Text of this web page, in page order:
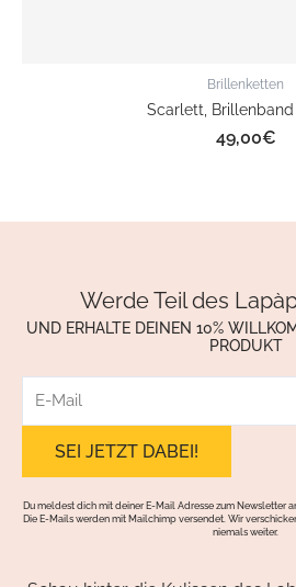
Brillenketten
Scarlett,
49,00€
Werde Teil des
UND ERHALTE DEINEN 10%
PRODUKT
Mail
Du meldest dich mit deiner E-Mail Adresse zum Newsletter
Die E-Mails werden mit Mailchimp versendet. Wir
niemals weiter.